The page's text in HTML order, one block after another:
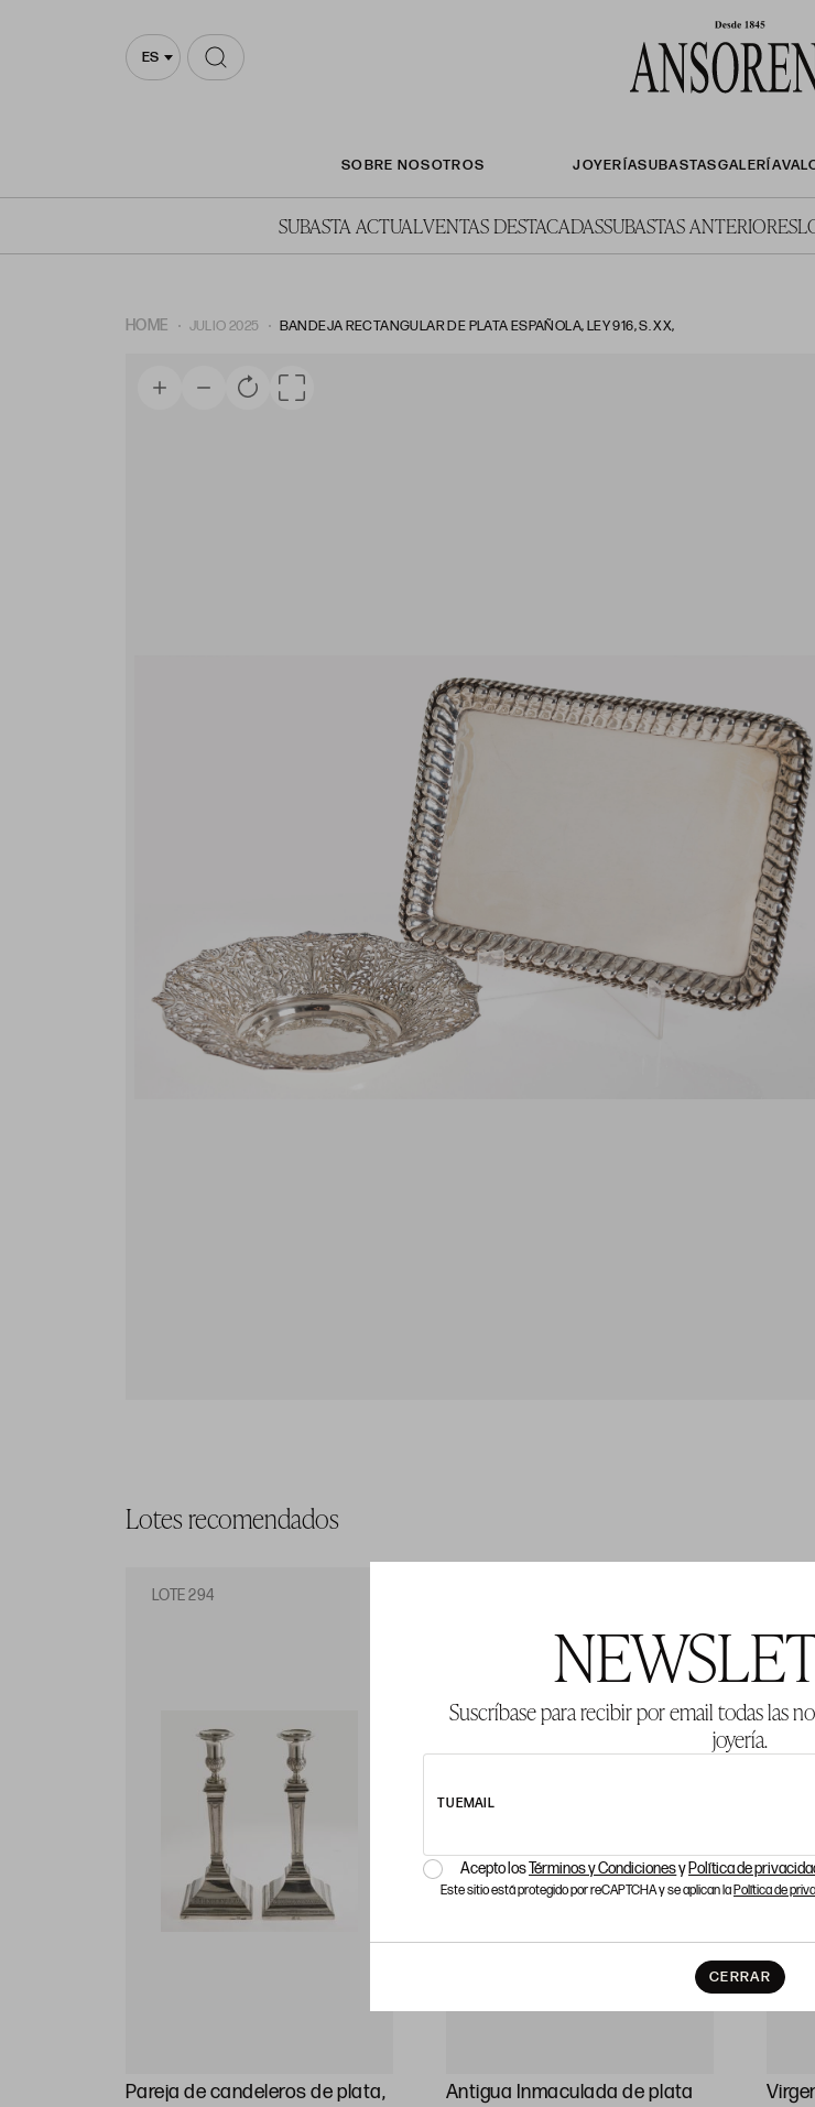
Suscríbase para recibir por email todas las
joyería.
TU EMAIL
Acepto losTérminos y Condicionesy Política de
Este sitio está protegido por reCAPTCHA y se aplican laPolítica de
CERRAR
ES
SOBRE NOSOTROS JOYERÍASUBASTASGALERÍA
SUBASTA ACTUALVENTAS DESTACADASSUBASTAS ANTERIORES
HOME JULIO 2025 BANDEJA RECTANGULAR DE PLATA ESPAÑOLA, LEY 916, S. XX,
Lotes recomendados
LOTE 294
Pareja de candeleros de plata,
Antigua Inmaculada de plata